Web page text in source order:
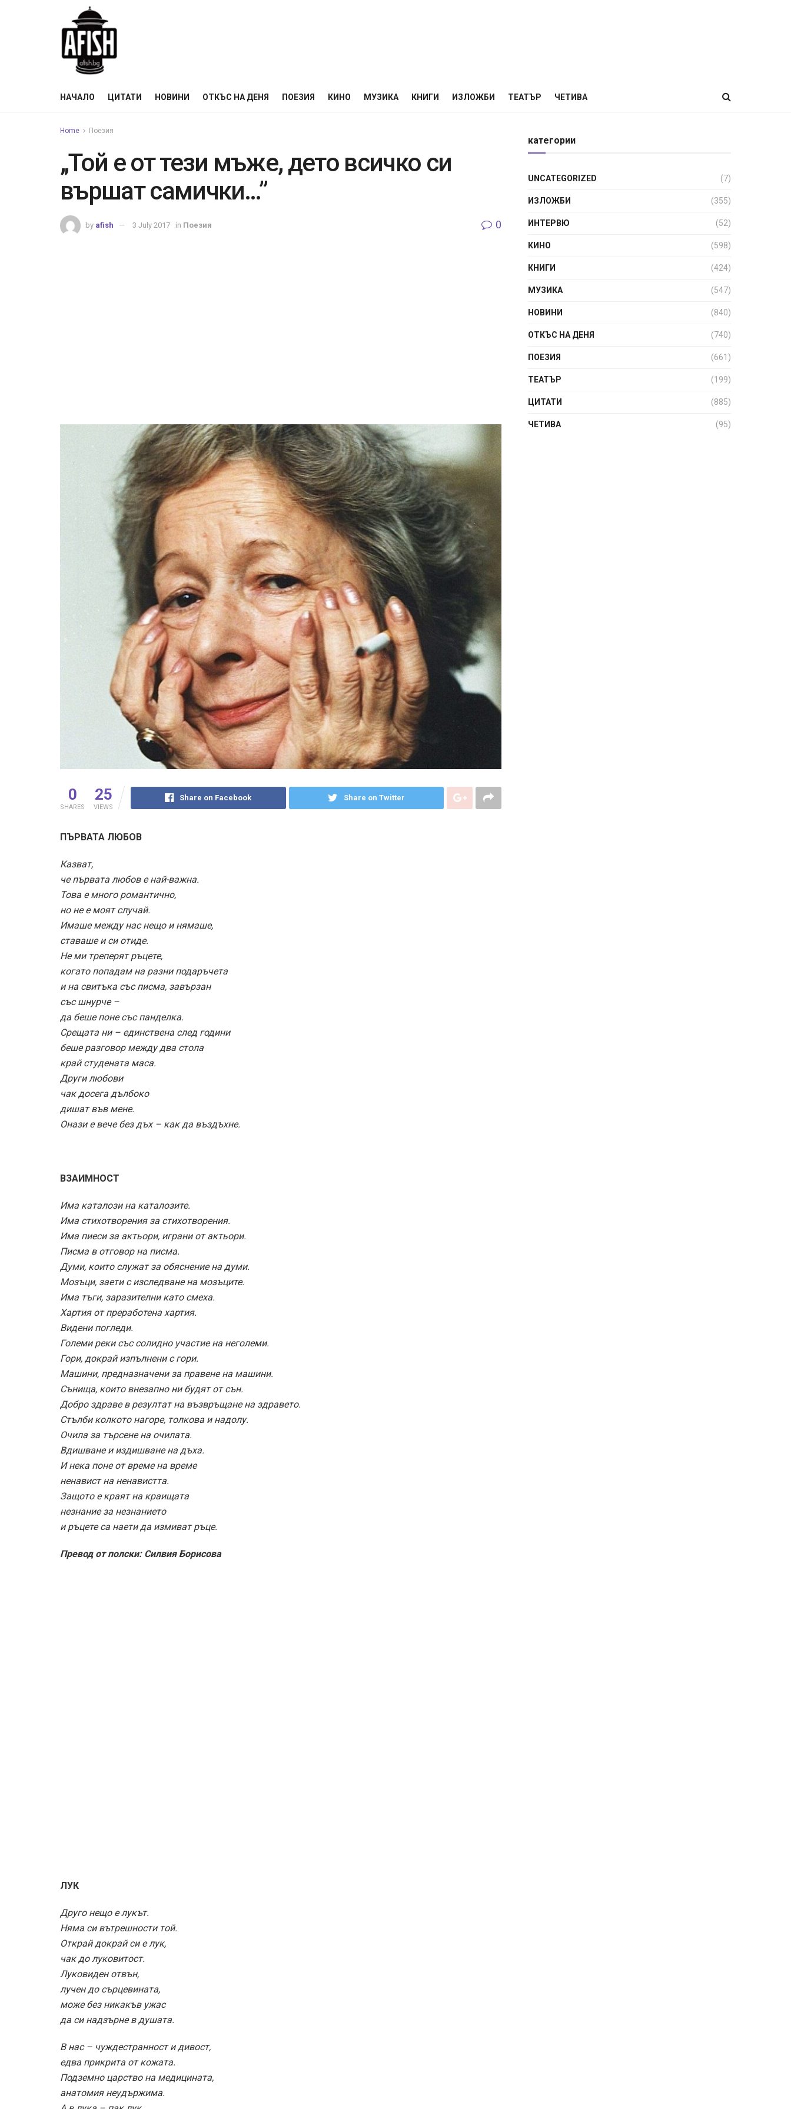
НАЧАЛО ЦИТАТИ НОВИНИ ОТКЪС НА ДЕНЯ ПОЕЗИЯ КИНО МУЗИКА КНИГИ ИЗЛОЖБИ ТЕАТЪР ЧЕТИВА
Home Поезия
„Той е от тези мъже, дето всичко си
вършат самички…”
by afish 3 July 2017 in Поезия 0
0
SHARES
25
VIEWS
Share on Facebook Share on Twitter
ПЪРВАТА ЛЮБОВ
Казват,
че първата любов е най-важна.
Това е много романтично,
но не е моят случай.
Имаше между нас нещо и нямаше,
ставаше и си отиде.
Не ми треперят ръцете,
когато попадам на разни подаръчета
и на свитъка със писма, завързан
със шнурче –
да беше поне със панделка.
Срещата ни – единствена след години
беше разговор между два стола
край студената маса.
Други любови
чак досега дълбоко
дишат във мене.
Онази е вече без дъх – как да въздъхне.
ВЗАИМНОСТ
Има каталози на каталозите.
Има стихотворения за стихотворения.
Има пиеси за актьори, играни от актьори.
Писма в отговор на писма.
Думи, които служат за обяснение на думи.
Мозъци, заети с изследване на мозъците.
Има тъги, заразителни като смеха.
Хартия от преработена хартия.
Видени погледи.
Големи реки със солидно участие на неголеми.
Гори, докрай изпълнени с гори.
Машини, предназначени за правене на машини.
Сънища, които внезапно ни будят от сън.
Добро здраве в резултат на възвръщане на здравето.
Стълби колкото нагоре, толкова и надолу.
Очила за търсене на очилата.
Вдишване и издишване на дъха.
И нека поне от време на време
ненавист на ненавистта.
Защото е краят на краищата
незнание за незнанието
и ръцете са наети да измиват ръце.
Превод от полски: Силвия Борисова
лукът е сполучлива творба.
В първата крие се втора,
под едната обвивка – друга,
в следващата – поредна,
трета, четвърта, пета…
Центростремителна фуга.
Ехо, надиплено в хор.
най-изящният корем на света.
Сам с ореоли обвива
своята собствена слава.
В нас – тлъстини и артерии,
категории
UNCATEGORIZED (7)
ИЗЛОЖБИ (355)
ИНТЕРВЮ (52)
КИНО (598)
КНИГИ (424)
МУЗИКА (547)
НОВИНИ (840)
ОТКЪС НА ДЕНЯ (740)
ПОЕЗИЯ (661)
ТЕАТЪР (199)
ЦИТАТИ (885)
ЧЕТИВА (95)